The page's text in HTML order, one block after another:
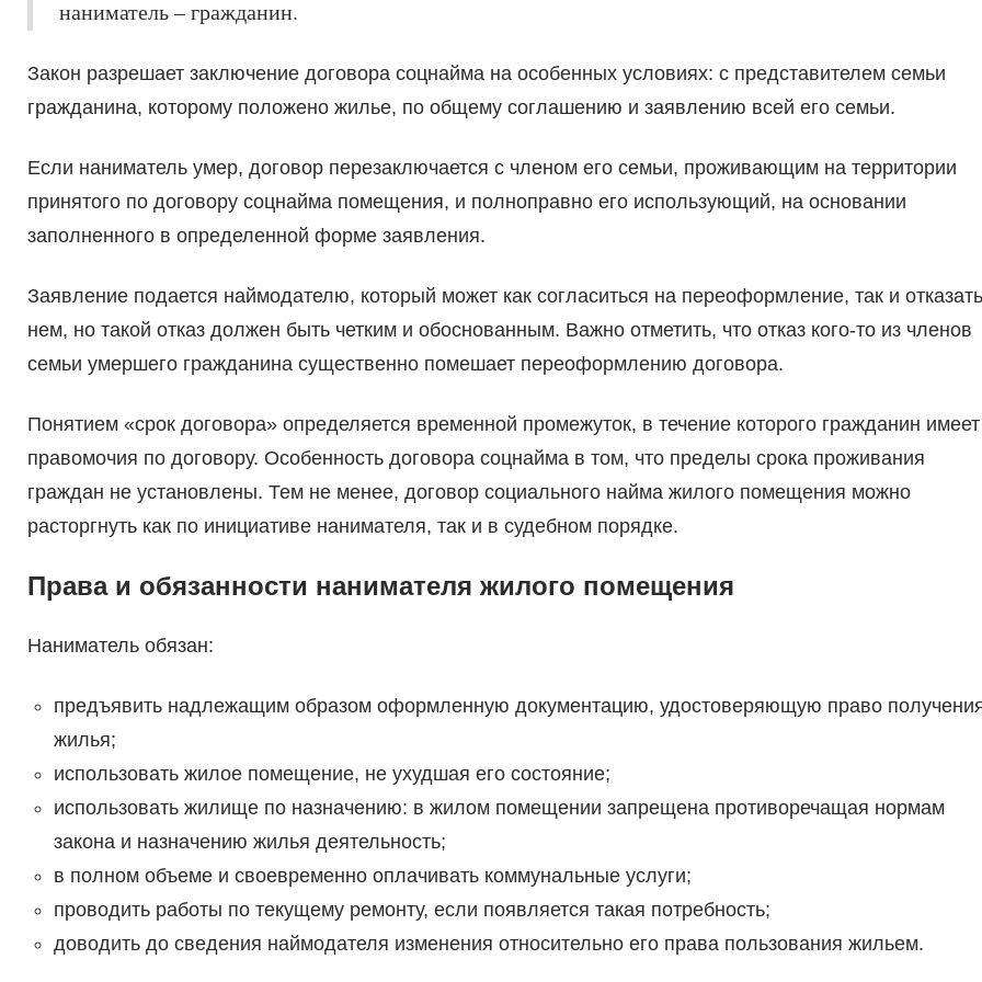
наниматель – гражданин.
Закон разрешает заключение договора соцнайма на особенных условиях: с представителем семьи
гражданина, которому положено жилье, по общему соглашению и заявлению всей его семьи.
Если наниматель умер, договор перезаключается с членом его семьи, проживающим на территории
принятого по договору соцнайма помещения, и полноправно его использующий, на основании
заполненного в определенной форме заявления.
Заявление подается наймодателю, который может как согласиться на переоформление, так и
нем, но такой отказ должен быть четким и обоснованным. Важно отметить, что отказ кого-то из членов
семьи умершего гражданина существенно помешает переоформлению договора.
Понятием «срок договора» определяется временной промежуток, в течение которого гражданин имеет
правомочия по договору. Особенность договора соцнайма в том, что пределы срока проживания
граждан не установлены. Тем не менее, договор социального найма жилого помещения можно
расторгнуть как по инициативе нанимателя, так и в судебном порядке.
Права и обязанности нанимателя жилого помещения
Наниматель обязан:
предъявить надлежащим образом оформленную документацию, удостоверяющую право
жилья;
использовать жилое помещение, не ухудшая его состояние;
использовать жилище по назначению: в жилом помещении запрещена противоречащая нормам
закона и назначению жилья деятельность;
в полном объеме и своевременно оплачивать коммунальные услуги;
проводить работы по текущему ремонту, если появляется такая потребность;
доводить до сведения наймодателя изменения относительно его права пользования жильем.